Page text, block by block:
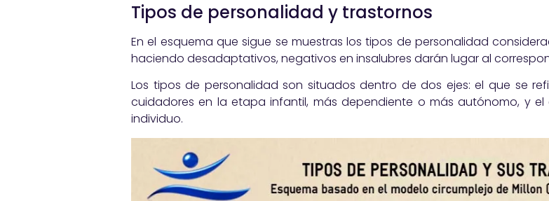
Tipos de personalidad y trastornos
En el esquema que sigue se muestras los tipos de personalidad
haciendo desadaptativos, negativos en insalubres darán lugar al
Los tipos de personalidad son situados dentro de dos ejes: el que se
cuidadores en la etapa infantil, más dependiente o más autónomo, y
individuo.